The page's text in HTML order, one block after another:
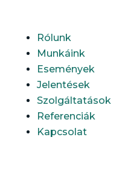
Rólunk
Munkáink
Események
Jelentések
Szolgáltatások
Referenciák
Kapcsolat